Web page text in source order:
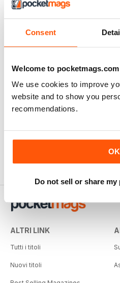
Consent
Welcome to pocketmags.com
We use cookies to improve
website and to show you
recommendations.
OK
Do not sell or share
ALTRI LINK
Tutti i titoli
Nuovi titoli